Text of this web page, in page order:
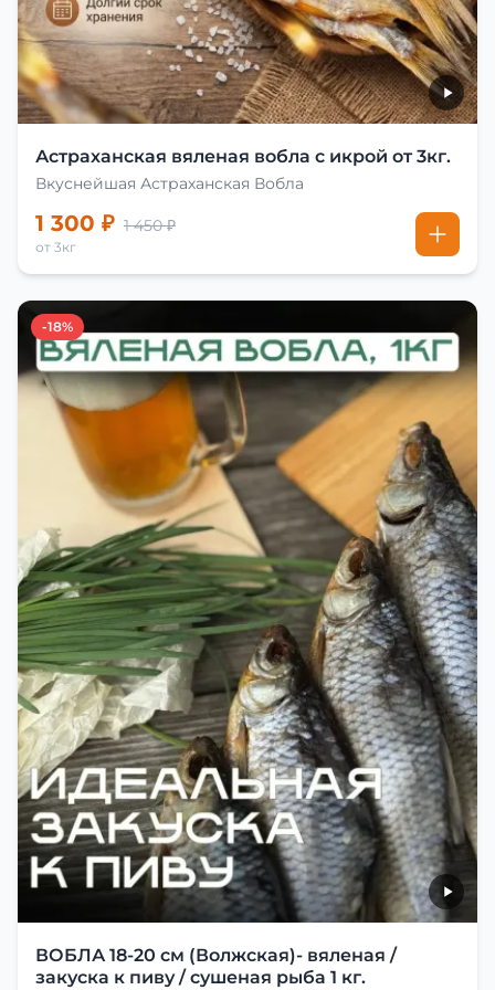
Астраханская вяленая вобла с икрой от 3кг.
Вкуснейшая Астраханская Вобла
1 300 ₽ 1 450 ₽
от 3кг
-18%
ВОБЛА 18-20 см (Волжская)- вяленая /
закуска к пиву / сушеная рыба 1 кг.